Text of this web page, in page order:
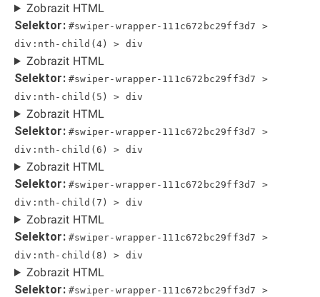
Zobrazit HTML
Selektor: #swiper-wrapper-111c672bc29ff3d7 >
div:nth-child(4) > div
Zobrazit HTML
Selektor: #swiper-wrapper-111c672bc29ff3d7 >
div:nth-child(5) > div
Zobrazit HTML
Selektor: #swiper-wrapper-111c672bc29ff3d7 >
div:nth-child(6) > div
Zobrazit HTML
Selektor: #swiper-wrapper-111c672bc29ff3d7 >
div:nth-child(7) > div
Zobrazit HTML
Selektor: #swiper-wrapper-111c672bc29ff3d7 >
div:nth-child(8) > div
Zobrazit HTML
Selektor: #swiper-wrapper-111c672bc29ff3d7 >